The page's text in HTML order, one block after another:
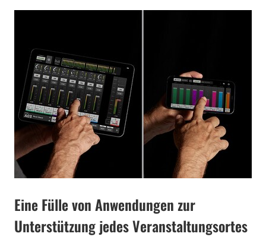
Eine Fülle von Anwendungen zur
Unterstützung jedes Veranstaltungsortes